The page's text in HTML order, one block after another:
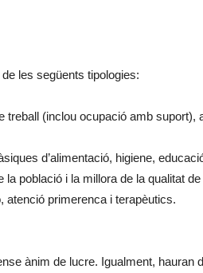
les següents tipologies:
(inclou ocupació amb suport),
d’alimentació, higiene,
població i la millora de la qualitat
atenció primerenca i terapèutics.
ànim de lucre. Igualment, hauran